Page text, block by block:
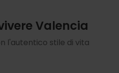
Valencia
l'autentico stile di vita